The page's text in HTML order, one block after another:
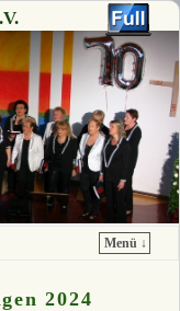
Menü ↓
2024